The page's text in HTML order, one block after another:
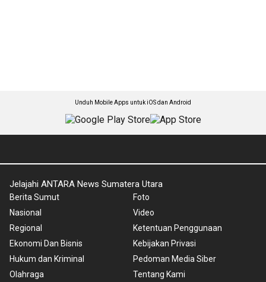
Unduh Mobile Apps untuk iOS dan Android
Jelajahi ANTARA News Sumatera Utara
Berita Sumut
Nasional
Regional
Ekonomi Dan Bisnis
Hukum dan Kriminal
Olahraga
Foto
Video
Ketentuan Penggunaan
Kebijakan Privasi
Pedoman Media Siber
Tentang Kami